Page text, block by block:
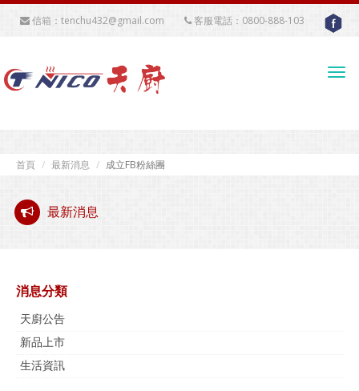
信箱：tenchu432@gmail.com 客服電話：0800-888-103
首頁 最新消息 成立FB粉絲團
最新消息
消息分類
天廚公告
新品上市
生活資訊